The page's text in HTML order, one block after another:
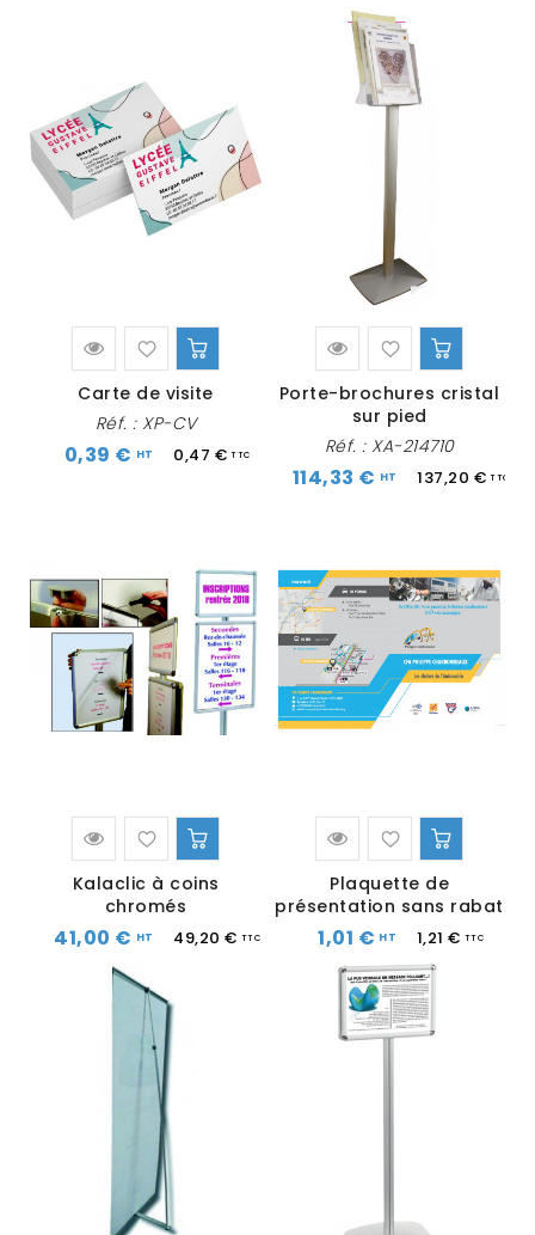
Carte de visite
Réf. : XP-CV
0,39 € 0,47 €
Porte-brochures cristal
sur pied
Réf. : XA-214710
114,33 € 137,20 €
Kalaclic à coins
chromés
41,00 € 49,20 €
Plaquette de
présentation sans rabat
1,01 € 1,21 €